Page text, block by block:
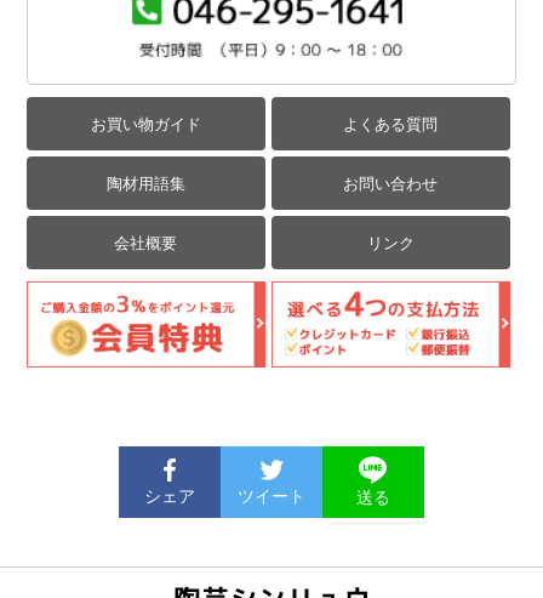
お買い物ガイド よくある質問
陶材用語集 お問い合わせ
会社概要 リンク
シェア ツイート 送る